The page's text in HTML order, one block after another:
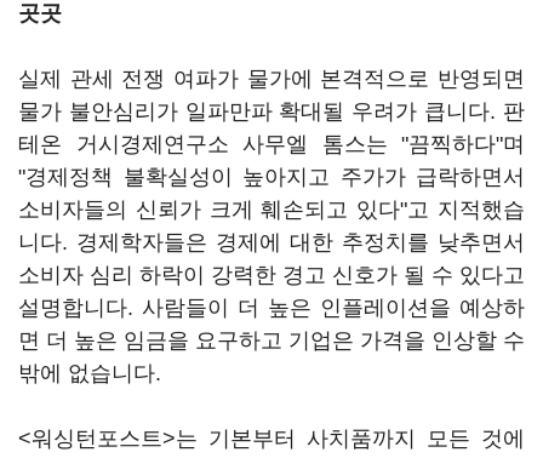
곳곳
실제 관세 전쟁 여파가 물가에 본격적으로 반영되면
물가 불안심리가 일파만파 확대될 우려가 큽니다. 판
테온 거시경제연구소 사무엘 톰스는 "끔찍하다"며
"경제정책 불확실성이 높아지고 주가가 급락하면서
소비자들의 신뢰가 크게 훼손되고 있다"고 지적했습
니다. 경제학자들은 경제에 대한 추정치를 낮추면서
소비자 심리 하락이 강력한 경고 신호가 될 수 있다고
설명합니다. 사람들이 더 높은 인플레이션을 예상하
면 더 높은 임금을 요구하고 기업은 가격을 인상할 수
밖에 없습니다.
<워싱턴포스트>는 기본부터 사치품까지 모든 것에